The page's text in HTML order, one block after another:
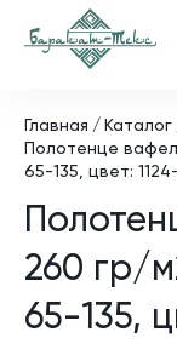
Главная Каталог
Полотенце
65-135, цвет:
260 гр/
65-135,